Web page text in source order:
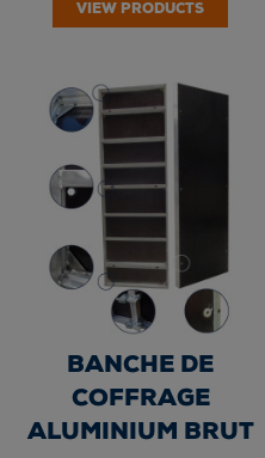
HAUTEUR 270 cm -
VIEW PRODUCTS
BANCHE DE
COFFRAGE
ALUMINIUM BRUT